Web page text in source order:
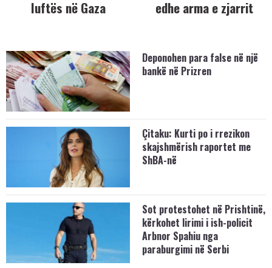
luftës në Gaza
edhe arma e zjarrit
Deponohen para false në një
bankë në Prizren
Çitaku: Kurti po i rrezikon
skajshmërish raportet me
ShBA-në
Sot protestohet në Prishtinë,
kërkohet lirimi i ish-policit
Arbnor Spahiu nga
paraburgimi në Serbi